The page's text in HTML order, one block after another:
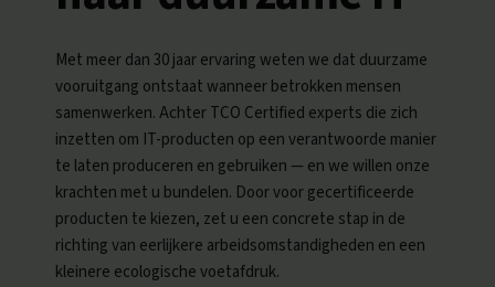
Met meer dan 30 jaar ervaring weten we dat duurzame
vooruitgang ontstaat wanneer betrokken mensen
samenwerken. Achter TCO Certified experts die zich
inzetten om IT-producten op een verantwoorde manier
te laten produceren en gebruiken — en we willen onze
krachten met u bundelen. Door voor gecertificeerde
producten te kiezen, zet u een concrete stap in de
richting van eerlijkere arbeidsomstandigheden en een
kleinere ecologische voetafdruk.